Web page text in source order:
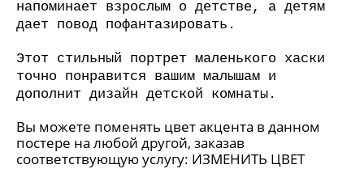
напоминает взрослым о детстве, а детям
дает повод пофантазировать.
Этот стильный портрет маленького хаски
точно понравится вашим малышам и
дополнит дизайн детской комнаты.
Вы можете поменять цвет акцента в данном
постере на любой другой, заказав
соответствующую услугу: ИЗМЕНИТЬ ЦВЕТ